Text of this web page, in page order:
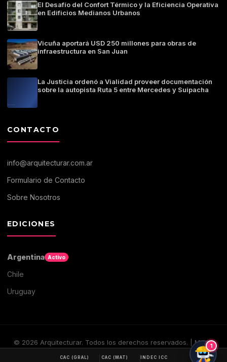
El Desafío del Confort Térmico y la Eficiencia Operativa
en Edificios Medianos Urbanos
Vicuña aportará USD 250 millones para obras de
infraestructura en San Juan
La Justicia ordenó a Vialidad proveer documentación
sobre la autopista Ruta 5 entre Mercedes y Suipacha
CONTACTO
info@arquitecturar.com.ar
Formulario de Contacto
Sobre Nosotros
EDICIONES
Argentina Activo
Chile
Uruguay
© 2026 Arquitecturar. Todos los derechos reservados. | Medio
CAC (GRAL) CAC (MAT) INDEC ICC
1